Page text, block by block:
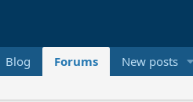
Blog Forums New posts